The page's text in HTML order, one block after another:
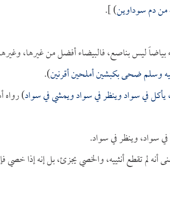
من دم سوداوين) ].
بياضاً ليس بناصع، فالبيضاء أفضل من غيرها،
وسلم ضحى بكبشين أملحين أقرنين).
في سواد وينظر في سواد ويمشي في سواد) رواه
سواد، وينظر في سواد.
تقطع أنثييه، والخصي يجزئ، بل إنه إذا خصي